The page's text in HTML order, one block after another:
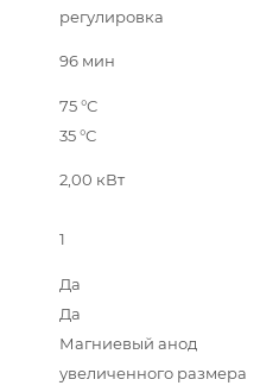
регулировка
96 мин
75 °С
35 °С
2,00 кВт
1
Да
Да
Магниевый анод
увеличенного размера